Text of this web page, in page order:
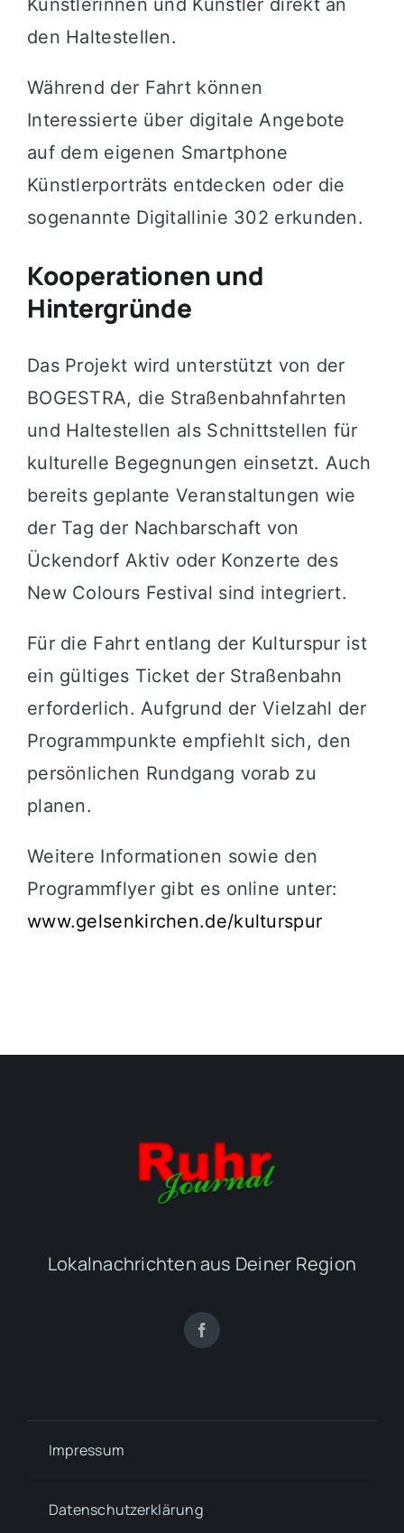
Künstlerinnen und Künstler direkt an
den Haltestellen.
Während der Fahrt können
Interessierte über digitale Angebote
auf dem eigenen Smartphone
Künstlerporträts entdecken oder die
sogenannte Digitallinie 302 erkunden.
Kooperationen und
Hintergründe
Das Projekt wird unterstützt von der
BOGESTRA, die Straßenbahnfahrten
und Haltestellen als Schnittstellen für
kulturelle Begegnungen einsetzt. Auch
bereits geplante Veranstaltungen wie
der Tag der Nachbarschaft von
Ückendorf Aktiv oder Konzerte des
New Colours Festival sind integriert.
Für die Fahrt entlang der Kulturspur ist
ein gültiges Ticket der Straßenbahn
erforderlich. Aufgrund der Vielzahl der
Programmpunkte empfiehlt sich, den
persönlichen Rundgang vorab zu
planen.
Weitere Informationen sowie den
Programmflyer gibt es online unter:
www.gelsenkirchen.de/kulturspur
Lokalnachrichten aus Deiner Region
Impressum
Datenschutzerklärung